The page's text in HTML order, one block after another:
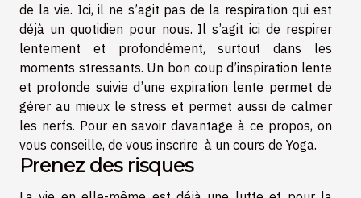
de la vie. Ici, il ne s’agit pas de la respiration qui est
déjà un quotidien pour nous. Il s’agit ici de respirer
lentement et profondément, surtout dans les
moments stressants. Un bon coup d’inspiration lente
et profonde suivie d’une expiration lente permet de
gérer au mieux le stress et permet aussi de calmer
les nerfs. Pour en savoir davantage à ce propos, on
vous conseille, de vous inscrire à un cours de Yoga.
Prenez des risques